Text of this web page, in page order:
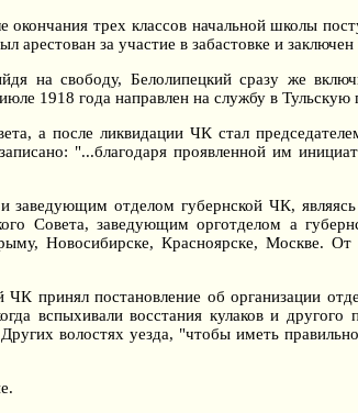
трех классов начальной школы
арестован за участие в забастовке и
на свободу, Белолипецкий сразу же
1918 года направлен на службу в
а после ликвидации ЧК стал
"...благодаря проявленной им
отделом губернской ЧК,
Совета, заведующим орготделом а
Новосибирске, Красноярске, Москве. От
принял постановление об организации
вспыхивали восстания кулаков и другого
волостях уезда, "чтобы иметь